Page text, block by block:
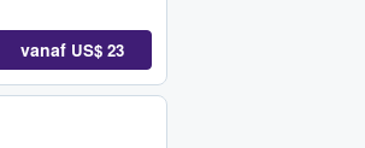
vanaf US$ 23